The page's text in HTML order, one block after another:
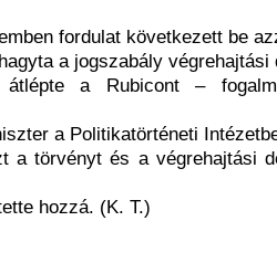
fordulat következett be
a jogszabály végrehajtási
a Rubicont –
a Politikatörténeti
a törvényt és a végrehajtási
hozzá. (K. T.)